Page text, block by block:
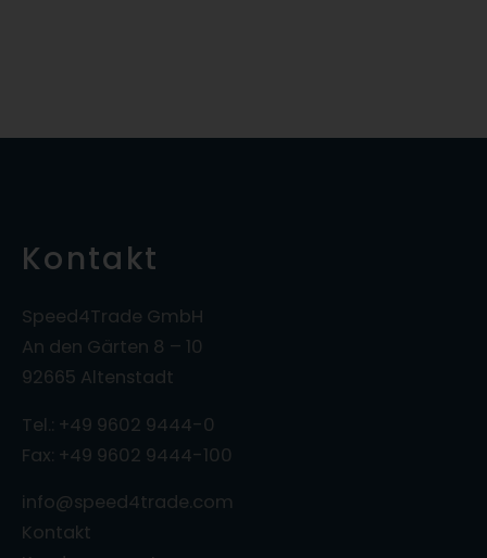
Kontakt
Speed4Trade GmbH
An den Gärten 8 – 10
92665 Altenstadt
Tel.: +49 9602 9444-0
Fax: +49 9602 9444-100
info@speed4trade.com
Kontakt